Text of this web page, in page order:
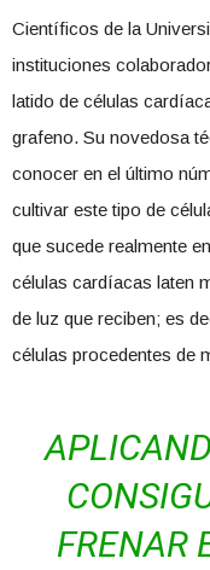
Científicos de la
instituciones
latido de células
grafeno. Su novedosa
conocer en el último
cultivar este tipo de
que sucede realmente
células cardíacas laten
de luz que reciben; es
células procedentes de
FRENAR